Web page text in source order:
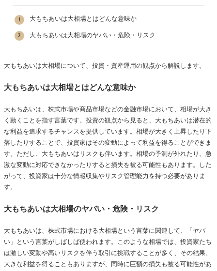
大もちあいは大相場とはどんな意味か
大もちあいは大相場のヤバい・危険・リスク
大もちあいは大相場について、投資・資産運用の観点から解説します。
大もちあいは大相場とはどんな意味か
大もちあいは、株式市場や商品市場などの金融市場において、相場が大き
く動くことを指す言葉です。投資の観点から見ると、大もちあいは潜在的
な利益を追求するチャンスを提供しています。相場が大きく上昇したり下
落したりすることで、投資家はその変動によって利益を得ることができま
す。ただし、大もちあいはリスクも伴います。相場の予測が外れたり、急
激な変動に対応できなかったりすると損失を被る可能性もあります。した
がって、投資家は十分な情報収集やリスク管理能力を持つ必要がありま
す。
大もちあいは大相場のヤバい・危険・リスク
大もちあいは、株式市場における大相場という言葉に関連して、「ヤバ
い」という言葉がしばしば使われます。このような相場では、投資家たち
は激しい変動や高いリスクを伴う取引に挑戦することが多く、その結果、
大きな利益を得ることもありますが、同時に巨額の損失も被る可能性があ